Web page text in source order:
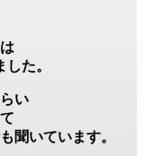
は
た。
い
聞いています。